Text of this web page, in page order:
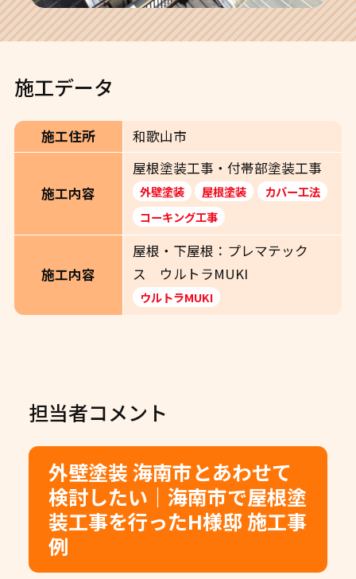
施工データ
施工住所 和歌山市
施工内容
屋根塗装工事・付帯部塗装工事
外壁塗装 屋根塗装
カバー工法
コーキング工事
施工内容
屋根・下屋根：プレマテック
ス ウルトラMUKI
ウルトラMUKI
担当者コメント
外壁塗装 海南市とあわせて
検討したい｜海南市で屋根塗
装工事を行ったH様邸 施工事
例